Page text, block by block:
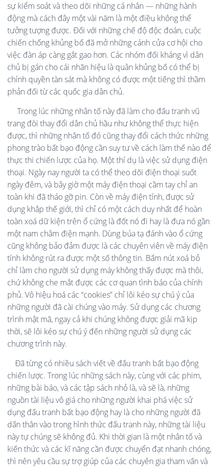
sự kiểm soát và theo dõi những cá nhân — những hành
động mà cách đây một vài năm là một điều không thể
tưởng tượng được. Đối với những chế độ độc đoán, cuộc
chiến chống khủng bố đã mở những cánh cửa cơ hội cho
việc đàn áp càng gắt gao hơn. Các nhóm đối kháng vì dân
chủ bị gán cho cái nhãn hiệu là quân khủng bố có thể bị
chính quyền tàn sát mà không có được một tiếng thì thầm
phản đối từ các quốc gia dân chủ.
Trong lúc những nhân tố này đã làm cho đấu tranh vũ
trang đòi thay đổi dân chủ hầu như không thể thực hiện
được, thì những nhân tố đó cũng thay đổi cách thức những
phong trào bất bạo động cần suy tư về cách làm thế nào để
thực thi chiến lược của họ. Một thí dụ là việc sử dụng điện
thoại. Ngày nay người ta có thể theo dõi điện thoại suốt
ngày đêm, và bây giờ một máy điện thoại cầm tay chỉ an
toàn khi đã tháo gỡ pin. Còn về máy điện tính, được sử
dụng khắp thế giới, thì chỉ có một cách duy nhất để hoàn
toàn xoá dữ kiện trên ổ cứng là đốt nó đi hay là đưa nó gần
một nam châm điện mạnh. Dùng búa tạ đánh vào ổ cứng
cũng không bảo đảm được là các chuyên viên về máy điện
tính không rút ra được một số thông tin. Bấm nút xoá bỏ
chỉ làm cho người sử dụng máy không thấy được mà thôi,
chứ không che mắt được các cơ quan tình báo của chính
phủ. Vô hiệu hoá các “cookies” chỉ lôi kéo sự chú ý của
những người đã cài chúng vào máy. Sử dụng các chương
trình mật mã, ngay cả khi chúng không được giải mã kịp
thời, sẽ lôi kéo sự chú ý đến những người sử dụng các
chương trình này.
Đã từng có nhiều sách viết về đấu tranh bất bạo động
chiến lược. Trong lúc những sách này, cùng với các phim,
những bài báo, và các tập sách nhỏ là, và sẽ là, những
nguồn tài liệu vô giá cho những người khai phá việc sử
dụng đấu tranh bất bạo động hay là cho những người đã
dấn thân vào trong hình thức đấu tranh này, những tài liệu
này tự chúng sẽ không đủ. Khi thời gian là một nhân tố và
kiến thức và các kĩ năng cần được chuyển đạt nhanh chóng,
thì nên yêu cầu sự trợ giúp của các chuyên gia tham vấn và